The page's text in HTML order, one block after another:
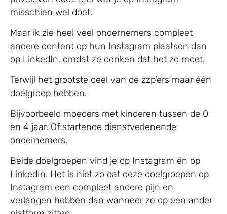
misschien wel doet.
Maar ik zie heel veel ondernemers compleet
andere content op hun Instagram plaatsen dan
op LinkedIn, omdat ze denken dat het zo moet.
Terwijl het grootste deel van de zzp’ers maar één
doelgroep hebben.
Bijvoorbeeld moeders met kinderen tussen de 0
en 4 jaar. Of startende dienstverlenende
ondernemers.
Beide doelgroepen vind je op Instagram én op
LinkedIn. Het is niet zo dat deze doelgroepen op
Instagram een compleet andere pijn en
verlangen hebben dan wanneer ze op een ander